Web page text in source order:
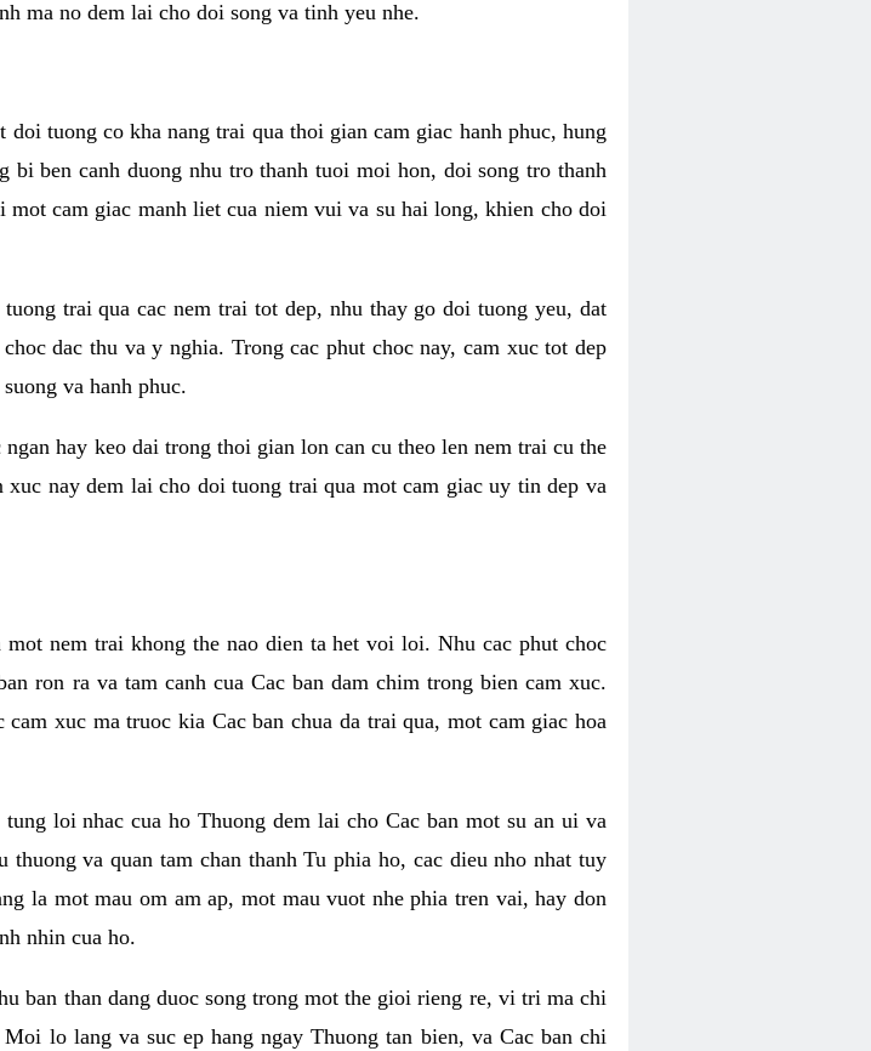
ma no dem lai cho doi song va tinh yeu nhe.
tuong co kha nang trai qua thoi gian cam giac hanh phuc, hung
ben canh duong nhu tro thanh tuoi moi hon, doi song tro thanh
cam giac manh liet cua niem vui va su hai long, khien cho doi
trai qua cac nem trai tot dep, nhu thay go doi tuong yeu, dat
dac thu va y nghia. Trong cac phut choc nay, cam xuc tot dep
va hanh phuc.
hay keo dai trong thoi gian lon can cu theo len nem trai cu the
nay dem lai cho doi tuong trai qua mot cam giac uy tin dep va
nem trai khong the nao dien ta het voi loi. Nhu cac phut choc
ron ra va tam canh cua Cac ban dam chim trong bien cam xuc.
xuc ma truoc kia Cac ban chua da trai qua, mot cam giac hoa
loi nhac cua ho Thuong dem lai cho Cac ban mot su an ui va
thuong va quan tam chan thanh Tu phia ho, cac dieu nho nhat tuy
la mot mau om am ap, mot mau vuot nhe phia tren vai, hay don
nhin cua ho.
ban than dang duoc song trong mot the gioi rieng re, vi tri ma chi
lo lang va suc ep hang ngay Thuong tan bien, va Cac ban chi